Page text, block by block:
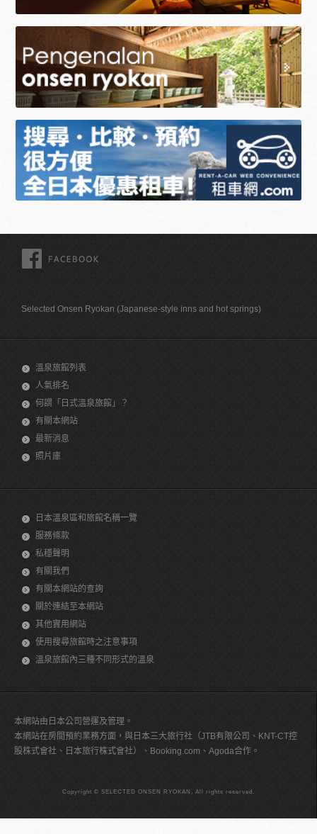
Selected Onsen Ryokan (Japanese-style inns and hot springs)
溫泉旅館列表
人氣排名
何謂「日式溫泉旅館」？
有關本網站
最新消息
照片庫
日本溫泉區和旅館名稱一覽
服務條款
私穩聲明
有關我們
有關本網站的查詢
關於連結至本網站
其他實用網站
使用搜尋旅館時之注意事項
溫泉旅館內三種不同形式的溫泉
本網站由日本公司營運及管理。
本網站在房間預約業務方面，與日本三大旅行社（JTB有限公司、KNT-CT控
股株式會社、日本旅行株式會社）、Booking.com、Agoda合作。
Copyright © SELECTED ONSEN RYOKAN, All rights reserved.